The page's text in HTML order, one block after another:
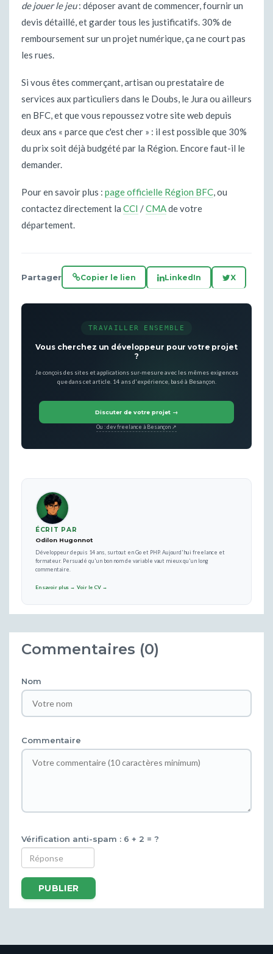
de jouer le jeu: déposer avant de commencer, fournir un
devis détaillé, et garder tous les justificatifs. 30% de
remboursement sur un projet numérique, ça ne court pas
les rues.
Si vous êtes commerçant, artisan ou prestataire de
services aux particuliers dans le Doubs, le Jura ou ailleurs
en BFC, et que vous repoussez votre site web depuis
deux ans « parce que c'est cher » : il est possible que 30%
du prix soit déjà budgété par la Région. Encore faut-il le
demander.
Pour en savoir plus : page officielle Région BFC, ou
contactez directement la CCI /CMAde votre
département.
Partager Copier le lien LinkedIn X
TRAVAILLER ENSEMBLE
Vous cherchez un développeur pour votre projet
?
Je conçois des sites et applications sur-mesure avec les mêmes exigences
que dans cet article. 14 ans d'expérience, basé à Besançon.
Discuter de votre projet →
Ou : dev freelance à Besançon ↗
ÉCRIT PAR
Odilon Hugonnot
Développeur depuis 14 ans, surtout en Go et PHP. Aujourd'hui freelance et
formateur. Persuadé qu'un bon nom de variable vaut mieux qu'un long
commentaire.
En savoir plus → Voir le CV →
Commentaires (0)
Nom
Commentaire
Vérification anti-spam : 6 + 2 = ?
PUBLIER